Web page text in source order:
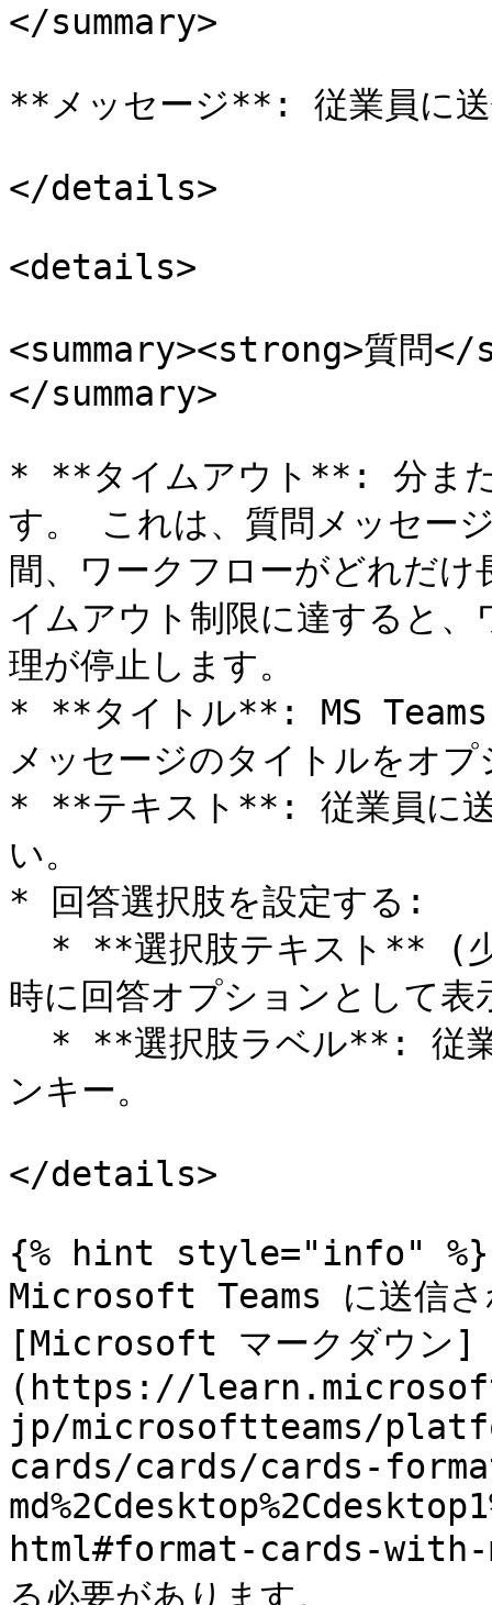
</summary>
**メッセージ**: 従業員に送
</details>
<details>
<summary><strong>質問</
</summary>
* **タイムアウト**: 分また
す。 これは、質問メッセー
間、ワークフローがどれだ
イムアウト制限に達すると
理が停止します。
* **タイトル**: MS Teams
メッセージのタイトルをオ
* **テキスト**: 従業員に送
い。
* 回答選択肢を設定する:
時に回答オプションとして表
ンキー。
</details>
{% hint style="info" %}
Microsoft Teams に送信さ
[Microsoft マークダウン]
(https://
jp/microsoftteams/
cards/cards/cards-
html#format-cards-with-
る必要があります。